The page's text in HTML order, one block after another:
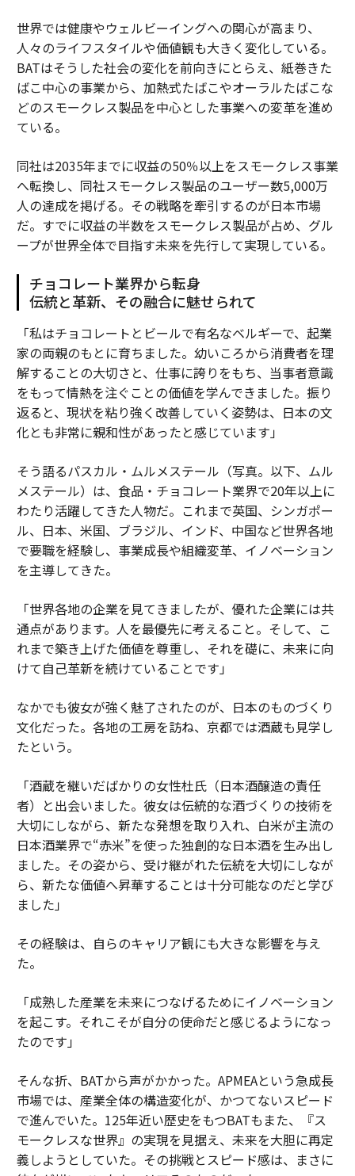
世界では健康やウェルビーイングへの関心が高まり、
人々のライフスタイルや価値観も大きく変化している。
BATはそうした社会の変化を前向きにとらえ、紙巻きた
ばこ中心の事業から、加熱式たばこやオーラルたばこな
どのスモークレス製品を中心とした事業への変革を進め
ている。
同社は2035年までに収益の50％以上をスモークレス事業
へ転換し、同社スモークレス製品のユーザー数5,000万
人の達成を掲げる。その戦略を牽引するのが日本市場
だ。すでに収益の半数をスモークレス製品が占め、グル
ープが世界全体で目指す未来を先行して実現している。
チョコレート業界から転身
伝統と革新、その融合に魅せられて
「私はチョコレートとビールで有名なベルギーで、起業
家の両親のもとに育ちました。幼いころから消費者を理
解することの大切さと、仕事に誇りをもち、当事者意識
をもって情熱を注ぐことの価値を学んできました。振り
返ると、現状を粘り強く改善していく姿勢は、日本の文
化とも非常に親和性があったと感じています」
そう語るパスカル・ムルメステール（写真。以下、ムル
メステール）は、食品・チョコレート業界で20年以上に
わたり活躍してきた人物だ。これまで英国、シンガポー
ル、日本、米国、ブラジル、インド、中国など世界各地
で要職を経験し、事業成長や組織変革、イノベーション
を主導してきた。
「世界各地の企業を見てきましたが、優れた企業には共
通点があります。人を最優先に考えること。そして、こ
れまで築き上げた価値を尊重し、それを礎に、未来に向
けて自己革新を続けていることです」
なかでも彼女が強く魅了されたのが、日本のものづくり
文化だった。各地の工房を訪ね、京都では酒蔵も見学し
たという。
「酒蔵を継いだばかりの女性杜氏（日本酒醸造の責任
者）と出会いました。彼女は伝統的な酒づくりの技術を
大切にしながら、新たな発想を取り入れ、白米が主流の
日本酒業界で“赤米”を使った独創的な日本酒を生み出し
ました。その姿から、受け継がれた伝統を大切にしなが
ら、新たな価値へ昇華することは十分可能なのだと学び
ました」
その経験は、自らのキャリア観にも大きな影響を与え
た。
「成熟した産業を未来につなげるためにイノベーション
を起こす。それこそが自分の使命だと感じるようになっ
たのです」
そんな折、BATから声がかかった。APMEAという急成長
市場では、産業全体の構造変化が、かつてないスピード
で進んでいた。125年近い歴史をもつBATもまた、『ス
モークレスな世界』の実現を見据え、未来を大胆に再定
義しようとしていた。その挑戦とスピード感は、まさに